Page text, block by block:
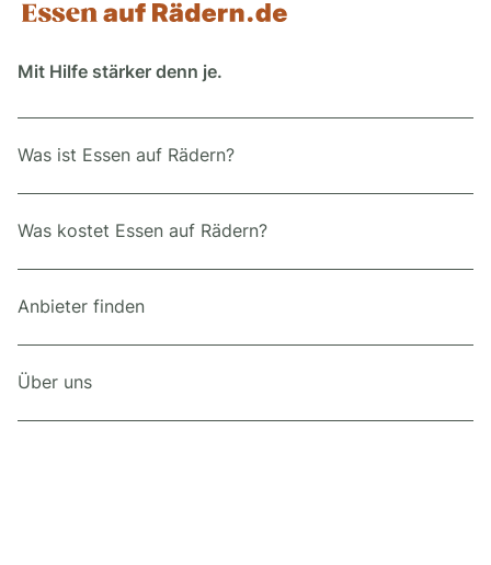
Mit Hilfe stärker denn je.
Was ist Essen auf Rädern?
Was kostet Essen auf Rädern?
Anbieter finden
Über uns